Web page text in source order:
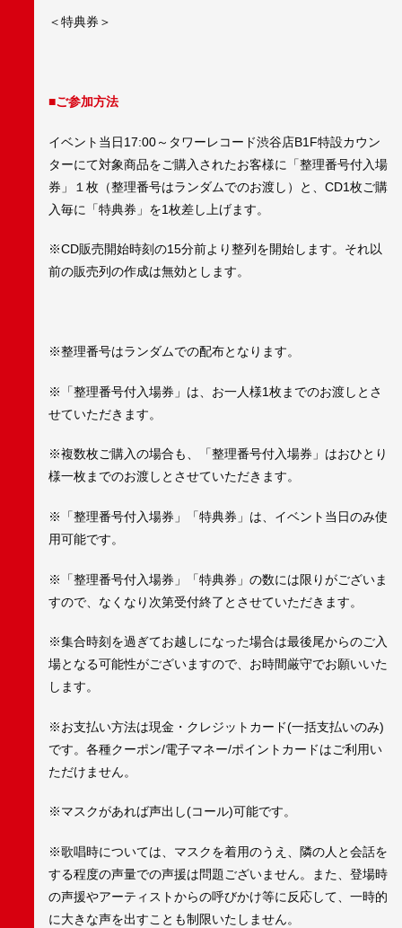
＜特典券＞
■ご参加方法
イベント当日17:00～タワーレコード渋谷店B1F特設カウン
ターにて対象商品をご購入されたお客様に「整理番号付入場
券」１枚（整理番号はランダムでのお渡し）と、CD1枚ご購
入毎に「特典券」を1枚差し上げます。
※CD販売開始時刻の15分前より整列を開始します。それ以
前の販売列の作成は無効とします。
※整理番号はランダムでの配布となります。
※「整理番号付入場券」は、お一人様1枚までのお渡しとさ
せていただきます。
※複数枚ご購入の場合も、「整理番号付入場券」はおひとり
様一枚までのお渡しとさせていただきます。
※「整理番号付入場券」「特典券」は、イベント当日のみ使
用可能です。
※「整理番号付入場券」「特典券」の数には限りがございま
すので、なくなり次第受付終了とさせていただきます。
※集合時刻を過ぎてお越しになった場合は最後尾からのご入
場となる可能性がございますので、お時間厳守でお願いいた
します。
※お支払い方法は現金・クレジットカード(一括支払いのみ)
です。各種クーポン/電子マネー/ポイントカードはご利用い
ただけません。
※マスクがあれば声出し(コール)可能です。
※歌唱時については、マスクを着用のうえ、隣の人と会話を
する程度の声量での声援は問題ございません。また、登場時
の声援やアーティストからの呼びかけ等に反応して、一時的
に大きな声を出すことも制限いたしません。